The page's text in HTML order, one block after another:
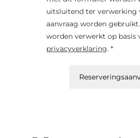
uitsluitend ter verwerking
aanvraag worden
worden verwerkt op basis
privacyverklaring. *